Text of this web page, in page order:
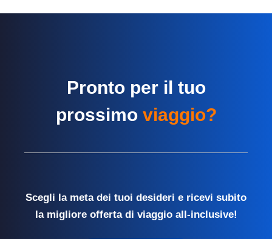
Pronto per il tuo
prossimo viaggio?
Scegli la meta dei tuoi desideri e ricevi subito
la migliore offerta di viaggio all-inclusive!